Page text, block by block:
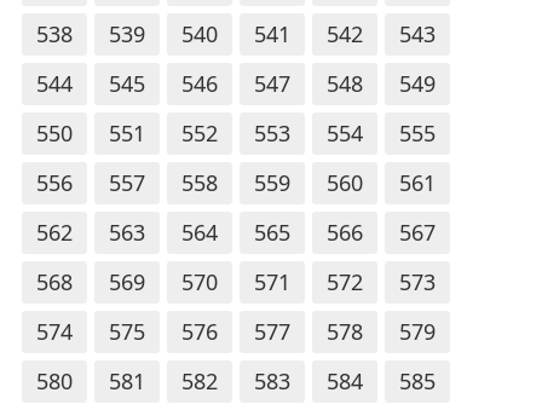
538
539 540 541 542
543
544
545 546 547 548
549
550
551 552 553 554
555
556
557 558 559 560
561
562
563 564 565 566
567
568
569 570 571 572
573
574
575 576 577 578
579
580
581 582 583 584
585